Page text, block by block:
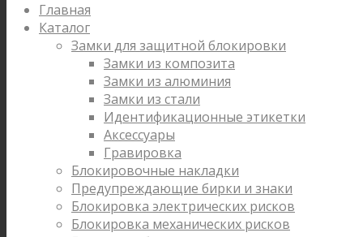
Главная
Каталог
Замки для защитной блокировки
Замки из композита
Замки из алюминия
Замки из стали
Идентификационные этикетки
Аксессуары
Гравировка
Блокировочные накладки
Предупреждающие бирки и знаки
Блокировка электрических рисков
Блокировка механических рисков